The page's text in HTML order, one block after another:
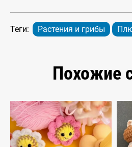
Теги: Растения и грибы
Похожие